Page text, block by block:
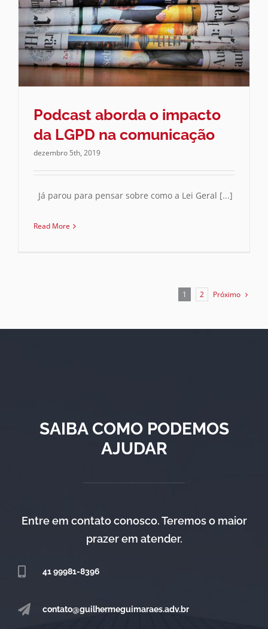
Podcast aborda o impacto
da LGPD na comunicação
dezembro 5th, 2019
Já parou para pensar sobre como a Lei Geral [...]
Read More
1 2 Próximo
SAIBA COMO PODEMOS
AJUDAR
Entre em contato conosco. Teremos o maior
prazer em atender.
41 99981-8396
contato@guilhermeguimaraes.adv.br